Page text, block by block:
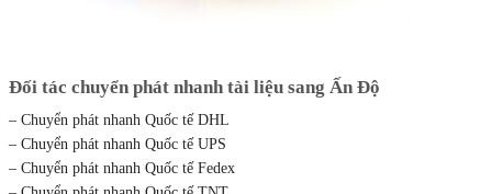
Đối tác chuyển phát nhanh tài liệu sang Ấn Độ
– Chuyển phát nhanh Quốc tế DHL
– Chuyển phát nhanh Quốc tế UPS
– Chuyển phát nhanh Quốc tế Fedex